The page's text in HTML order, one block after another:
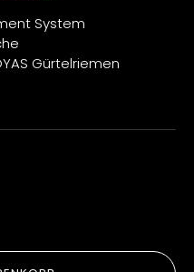
System
Gürtelriemen